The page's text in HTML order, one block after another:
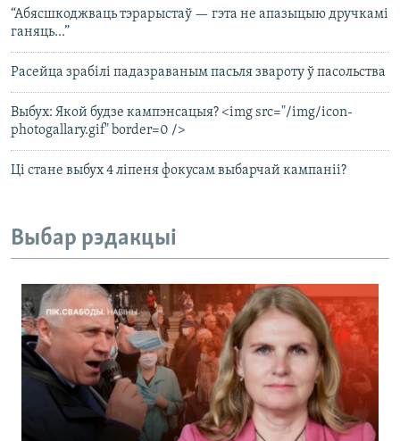
“Абясшкоджваць тэрарыстаў — гэта не апазыцыю дручкамі
ганяць...”
Расейца зрабілі падазраваным пасьля звароту ў пасольства
Выбух: Якой будзе кампэнсацыя? <img src="/img/icon-
photogallary.gif" border=0 />
Ці стане выбух 4 ліпеня фокусам выбарчай кампаніі?
Выбар рэдакцыі